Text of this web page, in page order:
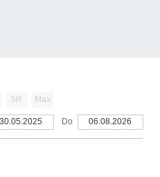
5R Max
30.05.2025 Do 06.08.2026